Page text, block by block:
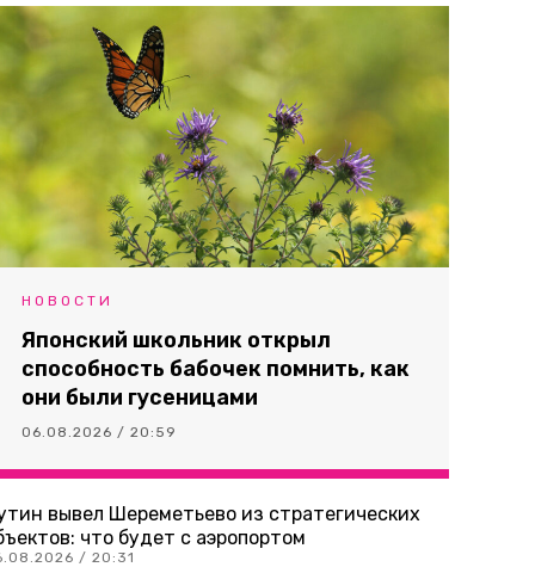
НОВОСТИ
Японский школьник открыл
способность бабочек помнить, как
они были гусеницами
06.08.2026 / 20:59
вывел Шереметьево из стратегических
что будет с аэропортом
/ 20:31